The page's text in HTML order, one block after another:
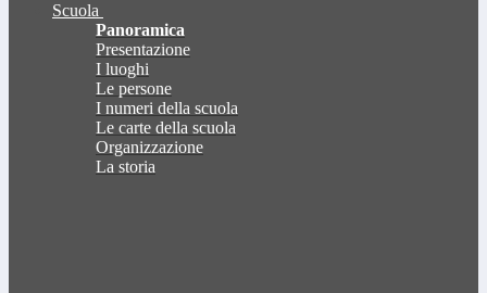
Scuola
Panoramica
Presentazione
I luoghi
Le persone
I numeri della scuola
Le carte della scuola
Organizzazione
La storia